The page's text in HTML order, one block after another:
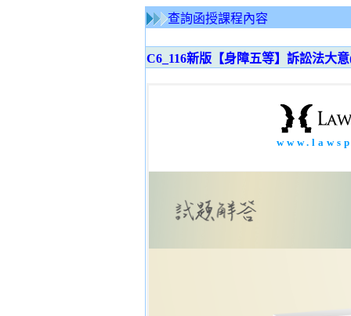
查詢函授課程內容
C6_116新版【身障五等】訴訟法大意